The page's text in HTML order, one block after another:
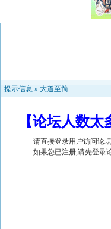
提示信息 » 大道至简
【论坛人数
请直接登录用户访问论
如果您已注册,请先登录